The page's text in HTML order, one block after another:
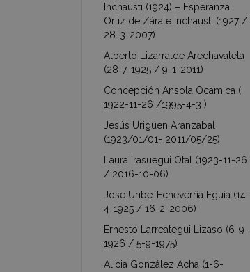
Inchausti (1924) – Esperanza
Ortiz de Zárate Inchausti (1927 /
28-3-2007)
Alberto Lizarralde Arechavaleta
(28-7-1925 / 9-1-2011)
Concepción Ansola Ocamica (
1922-11-26 /1995-4-3 )
Jesús Uriguen Aranzabal
(1923/01/01- 2011/05/25)
Laura Irasuegui Otal (1923-11-26
/ 2016-10-06)
José Uribe-Echeverría Eguía (14-
4-1925 / 16-2-2006)
Ernesto Larreategui Lizaso (6-9-
1926 / 5-9-1975)
Alicia González Acha (1-6-